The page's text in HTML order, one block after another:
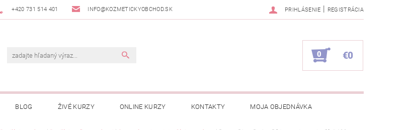
+420 731 514 401 INFO@KOZMETICKYOBCHOD.SK PRIHLÁSENIE | REGISTRÁCIA
0 €0
BLOG ŽIVÉ KURZY ONLINE KURZY KONTAKTY MOJA OBJEDNÁVKA